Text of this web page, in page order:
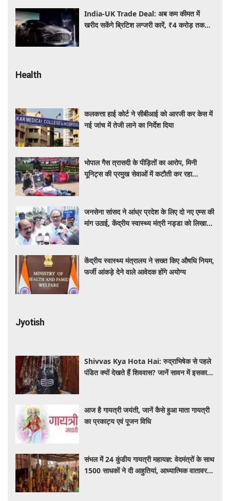
India-UK Trade Deal: अब कम कीमत में
खरीद सकेंगे ब्रिटिश लग्जरी कारें, ₹4 करोड़ तक
Health
कलकत्ता हाई कोर्ट ने सीबीआई को आरजी कर केस में
नई जांच में तेजी लाने का निर्देश दिया
भोपाल गैस त्रासदी के पीड़ितों का आरोप, मिनी
यूनिट्स की प्रमुख सेवाओं में कटौती कर रहा
जनसेना सांसद ने आंध्र प्रदेश के लिए दो नए एम्स की
मांग उठाई, केंद्रीय स्वास्थ्य मंत्री नड्डा को लिखा
केंद्रीय स्वास्थ्य मंत्रालय ने सख्त किए औषधि नियम,
फर्जी आंकड़े देने वाले आवेदक होंगे अयोग्य
Jyotish
Shivvas Kya Hota Hai: रुद्राभिषेक से पहले
पंडित क्यों देखते हैं शिववास? जानें सावन में इसका
आज है गायत्री जयंती, जानें कैसे हुआ माता गायत्री
का प्रकाट्य एवं पूजन विधि
संभल में 24 कुंडीय गायत्री महायज्ञ: वेदमंत्रों के साथ
1500 साधकों ने दी आहुतियां, आध्यात्मिक वातावरण